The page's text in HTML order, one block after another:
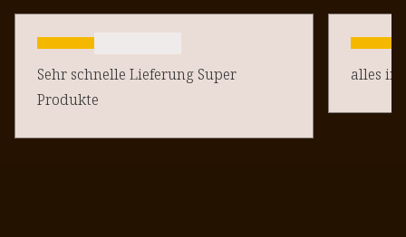
Sehr schnelle Lieferung Super
Produkte
alles in